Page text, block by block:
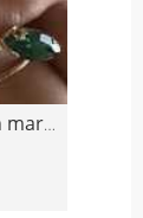
Magnifique barrette pour chignon mariage ou fête